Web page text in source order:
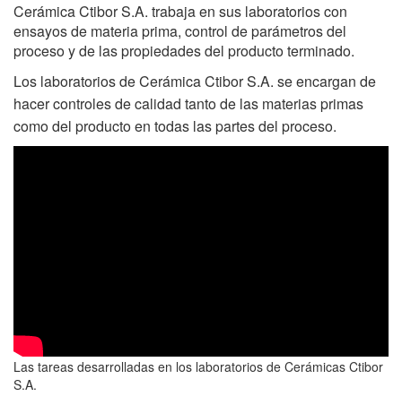
Cerámica Ctibor S.A. trabaja en sus laboratorios con
ensayos de materia prima, control de parámetros del
proceso y de las propiedades del producto terminado.
Los laboratorios deCerámica Ctibor S.A. se encargan de
hacer controles de calidad tanto de las materias primas
como del producto en todas las partes del proceso.
Las tareas desarrolladas en los laboratorios de Cerámicas Ctibor
S.A.